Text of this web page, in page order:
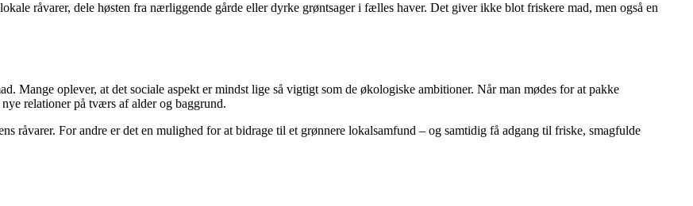
råvarer, dele høsten fra nærliggende gårde eller dyrke grøntsager i fælles haver. Det giver ikke blot friskere mad, men også en
Mange oplever, at det sociale aspekt er mindst lige så vigtigt som de økologiske ambitioner. Når man mødes for at pakke
relationer på tværs af alder og baggrund.
råvarer. For andre er det en mulighed for at bidrage til et grønnere lokalsamfund – og samtidig få adgang til friske, smagfulde